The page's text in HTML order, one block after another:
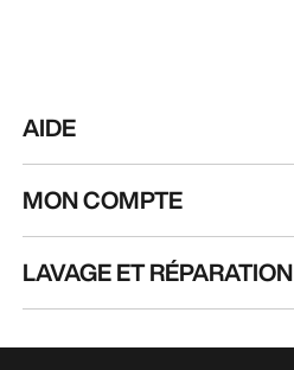
AIDE
MON COMPTE
LAVAGE ET RÉPARATION